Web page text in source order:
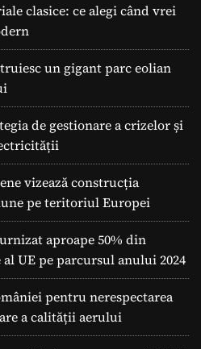
clasice: ce alegi când vrei
un gigant parc eolian
de gestionare a crizelor și
vizează construcția
pe teritoriul Europei
aproape 50% din
UE pe parcursul anului 2024
pentru nerespectarea
a calității aerului